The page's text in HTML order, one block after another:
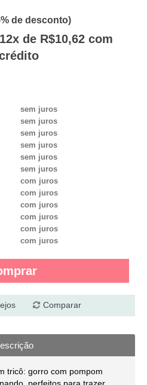
de desconto)
12x de R$10,62 com
sem juros
sem juros
sem juros
sem juros
sem juros
sem juros
com juros
com juros
com juros
com juros
com juros
com juros
Comparar
tricô: gorro com pompom